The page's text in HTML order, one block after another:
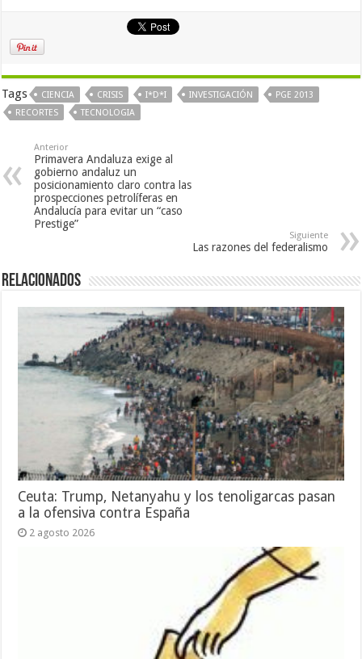
Tags CIENCIA CRISIS I*D*I INVESTIGACIÓN
PGE 2013
RECORTES
TECNOLOGIA
Anterior
Primavera Andaluza exige al
gobierno andaluz un
posicionamiento claro contra las
prospecciones petrolíferas en
Andalucía para evitar un “caso
Prestige”
Siguiente
Las razones del federalismo
Relacionados
Ceuta: Trump, Netanyahu y los tenoligarcas pasan
a la ofensiva contra España
2 agosto 2026